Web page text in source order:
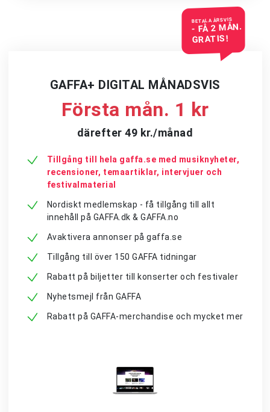
BETALA ÅRSVIS
- FÅ 2 MÅN.
GRATIS!
GAFFA+ DIGITAL MÅNADSVIS
Första mån. 1 kr
därefter 49 kr./månad
Tillgång till hela gaffa.se med musiknyheter,
recensioner, temaartiklar, intervjuer och
festivalmaterial
Nordiskt medlemskap - få tillgång till allt
innehåll på GAFFA.dk & GAFFA.no
Avaktivera annonser på gaffa.se
Tillgång till över 150 GAFFA tidningar
Rabatt på biljetter till konserter och festivaler
Nyhetsmejl från GAFFA
Rabatt på GAFFA-merchandise och mycket mer